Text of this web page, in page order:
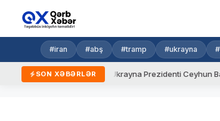
#iran #abş #tramp #ukrayna
SON XƏBƏRLƏR
yeni qaydalar Ukrayna Prezidenti Ceyhun